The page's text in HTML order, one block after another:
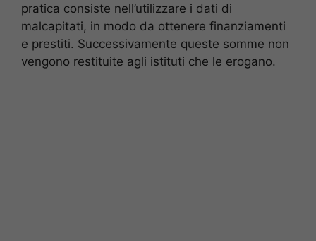
pratica consiste nell’utilizzare i dati di
malcapitati, in modo da ottenere finanziamenti
e prestiti. Successivamente queste somme non
vengono restituite agli istituti che le erogano.